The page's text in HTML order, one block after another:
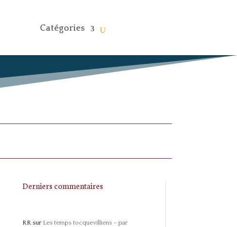
Catégories
Derniers commentaires
RRsur Les temps tocquevilliens – par